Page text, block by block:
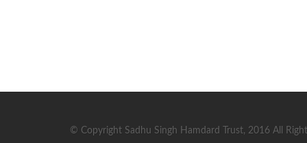
© Copyright Sadhu Singh Hamdard Trust, 2016 All